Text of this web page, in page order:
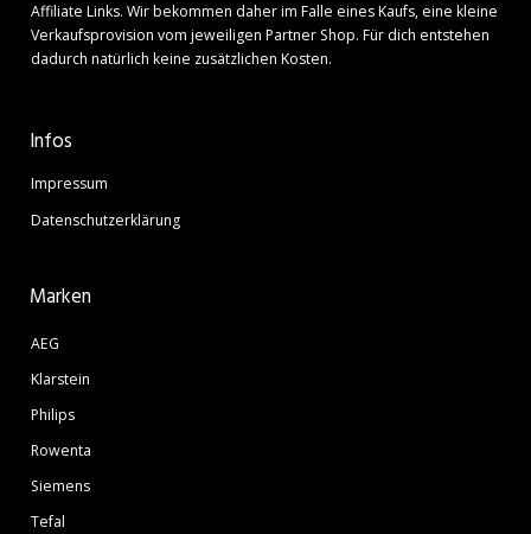
Affiliate Links. Wir bekommen daher im Falle eines Kaufs, eine kleine
Verkaufsprovision vom jeweiligen Partner Shop. Für dich entstehen
dadurch natürlich keine zusätzlichen Kosten.
Infos
Impressum
Datenschutzerklärung
Marken
AEG
Klarstein
Philips
Rowenta
Siemens
Tefal